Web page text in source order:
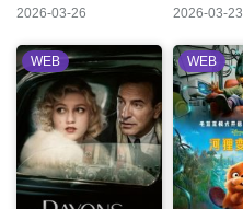
2026-03-26 2026-03-23
WEB WEB